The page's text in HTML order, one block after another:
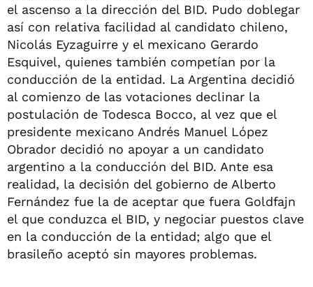
el ascenso a la dirección del BID. Pudo doblegar
así con relativa facilidad al candidato chileno,
Nicolás Eyzaguirre y el mexicano Gerardo
Esquivel, quienes también competían por la
conducción de la entidad. La Argentina decidió
al comienzo de las votaciones declinar la
postulación de Todesca Bocco, al vez que el
presidente mexicano Andrés Manuel López
Obrador decidió no apoyar a un candidato
argentino a la conducción del BID. Ante esa
realidad, la decisión del gobierno de Alberto
Fernández fue la de aceptar que fuera Goldfajn
el que conduzca el BID, y negociar puestos clave
en la conducción de la entidad; algo que el
brasileño aceptó sin mayores problemas.